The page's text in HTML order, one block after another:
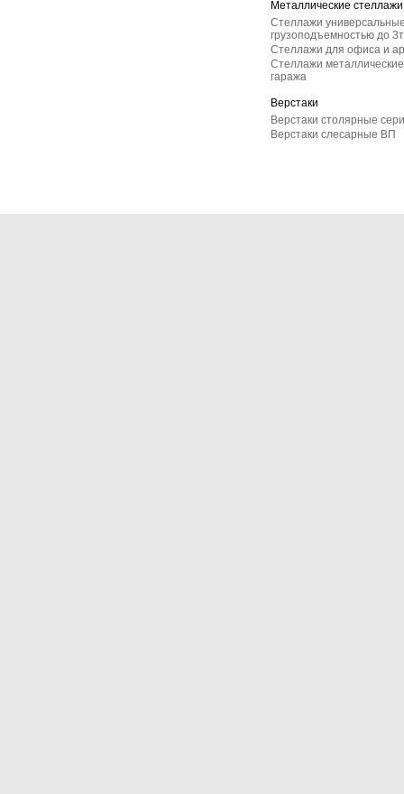
Металлические стеллажи
Стеллажи
грузоподъемностью до
Стеллажи для офиса и
Стеллажи
гаража
Верстаки
Верстаки столярные
Верстаки слесарные ВП